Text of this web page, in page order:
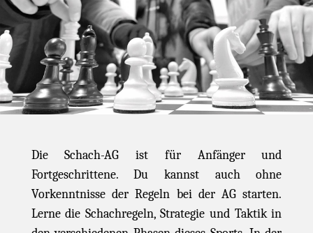
Die Schach-AG ist für Anfänger und
Fortgeschrittene. Du kannst auch ohne
Vorkenntnisse der Regeln bei der AG starten.
Lerne die Schachregeln, Strategie und Taktik in